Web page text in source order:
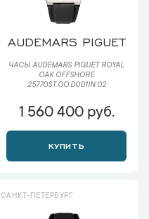
AUDEMARS PIGUET
ЧАСЫ AUDEMARS PIGUET ROYAL
OAK OFFSHORE
25770ST.OO.D001IN.02
1 560 400 руб.
КУПИТЬ
САНКТ-ПЕТЕРБУРГ